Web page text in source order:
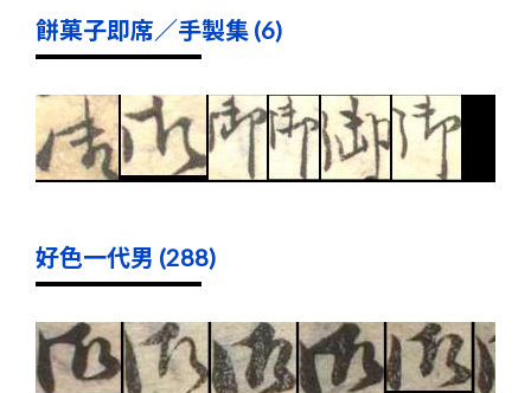
餅菓子即席／手製集 (6)
好色一代男 (288)